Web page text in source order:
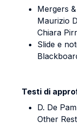
Mergers
Maurizio
Chiara
Slide e
Testi di
D. De
Other